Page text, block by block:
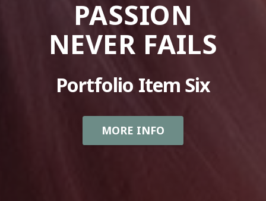
PASSION
NEVER FAILS
Portfolio Item Six
MORE INFO